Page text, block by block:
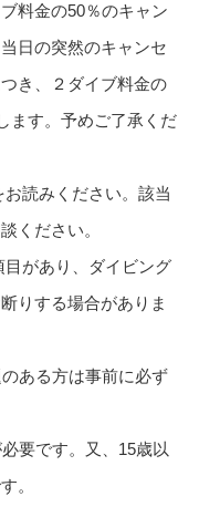
料金の50％のキャン
日の突然のキャンセ
き、２ダイブ料金の
ます。予めご了承くだ
お読みください。該当
ください。
があり、ダイビング
りする場合がありま
ある方は事前に必ず
要です。又、15歳以
。